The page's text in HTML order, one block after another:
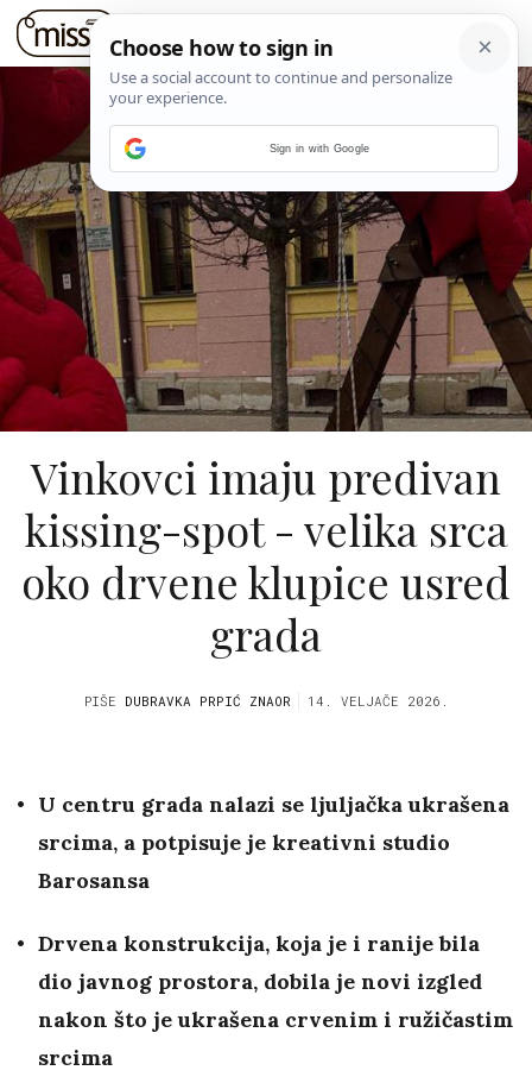
Vinkovci imaju predivan
kissing-spot - velika srca
oko drvene klupice usred
grada
PIŠE DUBRAVKA PRPIĆ ZNAOR 14. VELJAČE 2026.
U centru grada nalazi se ljuljačka ukrašena
srcima, a potpisuje je kreativni studio
Barosansa
Drvena konstrukcija, koja je i ranije bila
dio javnog prostora, dobila je novi izgled
nakon što je ukrašena crvenim i ružičastim
srcima
Sign in with Google